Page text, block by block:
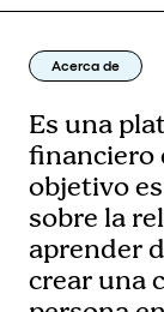
Acerca de
Es una
financiero
objetivo
sobre la
aprender
crear una